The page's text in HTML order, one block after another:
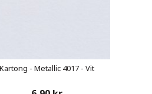
Kartong - Metallic 4017 - Vit